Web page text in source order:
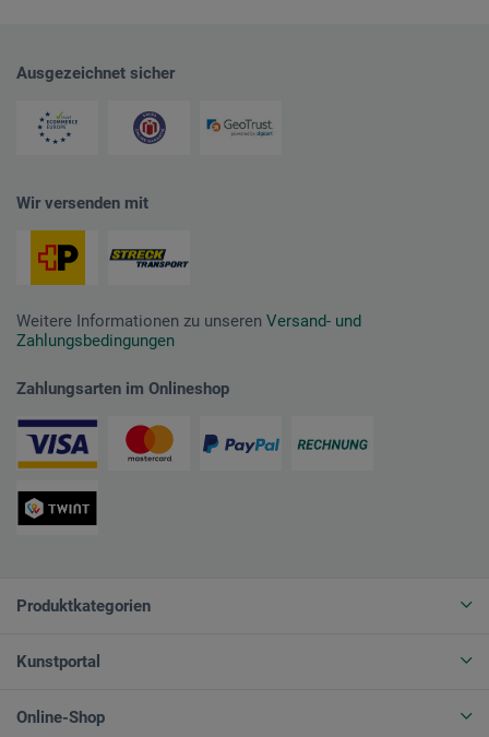
Ausgezeichnet sicher
Wir versenden mit
Weitere Informationen zu unseren Versand- und
Zahlungsbedingungen
Zahlungsarten im Onlineshop
Produktkategorien
Kunstportal
Online-Shop